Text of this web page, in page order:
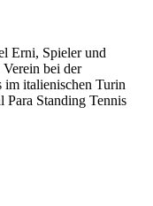
Erni, Spieler und
Verein bei der
im italienischen Turin
Para Standing Tennis